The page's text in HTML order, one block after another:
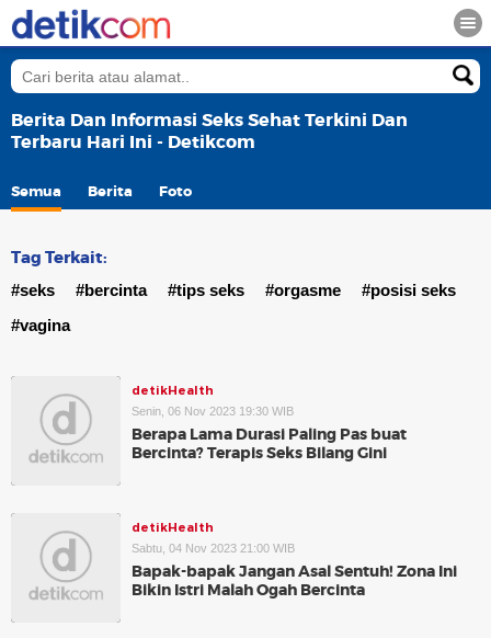
Berita Dan Informasi Seks Sehat Terkini Dan
Terbaru Hari Ini - Detikcom
Semua Berita Foto
Tag Terkait:
#seks #bercinta #tips seks #orgasme
#posisi seks
#vagina
detikHealth
Senin, 06 Nov 2023 19:30 WIB
Berapa Lama Durasi Paling Pas buat
Bercinta? Terapis Seks Bilang Gini
detikHealth
Sabtu, 04 Nov 2023 21:00 WIB
Bapak-bapak Jangan Asal Sentuh! Zona Ini
Bikin Istri Malah Ogah Bercinta